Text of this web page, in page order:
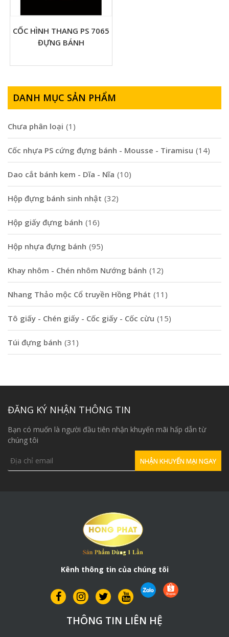
CỐC HÌNH THANG PS 7065
ĐỰNG BÁNH
DANH MỤC SẢN PHẨM
Chưa phân loại (1)
Cốc nhựa PS cứng đựng bánh - Mousse - Tiramisu (14)
Dao cắt bánh kem - Dĩa - Nĩa (10)
Hộp đựng bánh sinh nhật (32)
Hộp giấy đựng bánh (16)
Hộp nhựa đựng bánh (95)
Khay nhôm - Chén nhôm Nướng bánh (12)
Nhang Thảo mộc Cổ truyền Hồng Phát (11)
Tô giấy - Chén giấy - Cốc giấy - Cốc cừu (15)
Túi đựng bánh (31)
ĐĂNG KÝ NHẬN THÔNG TIN
Bạn có muốn là người đầu tiên nhận khuyến mãi hấp dẫn từ
chúng tôi
Kênh thông tin của chúng tôi
THÔNG TIN LIÊN HỆ